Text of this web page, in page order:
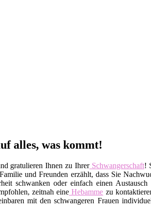
alles, was kommt!
gratulieren Ihnen zu IhrerSchwangerschaft!
und Freunden erzählt, dass Sie
schwanken oder einfach einen
zeitnah eine Hebamme zu
mit den schwangeren Frauen